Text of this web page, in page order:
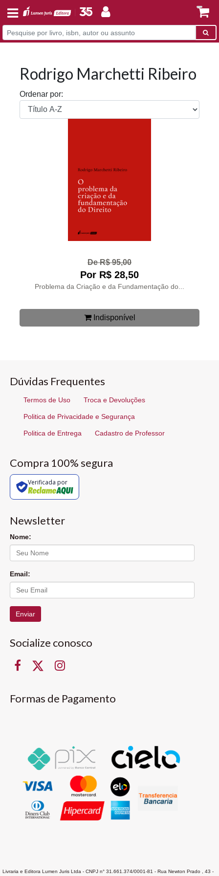
Rodrigo Marchetti Ribeiro
Ordenar por:
De R$ 95,00
Por R$ 28,50
Problema da Criação e da Fundamentação do...
Indisponível
Dúvidas Frequentes
Termos de Uso Troca e Devoluções
Politica de Privacidade e Segurança
Politica de Entrega Cadastro de Professor
Compra 100% segura
Verificada por
Newsletter
Nome:
Email:
Enviar
Socialize conosco
Formas de Pagamento
Livraria e Editora Lumen Juris Ltda - CNPJ n° 31.661.374/0001-81 - Rua Newton Prado , 43 -